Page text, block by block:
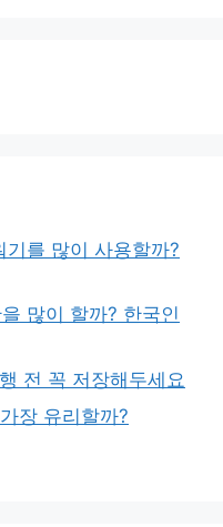
기를 많이 사용할까?
많이 할까? 한국인
전 꼭 저장해두세요
장 유리할까?